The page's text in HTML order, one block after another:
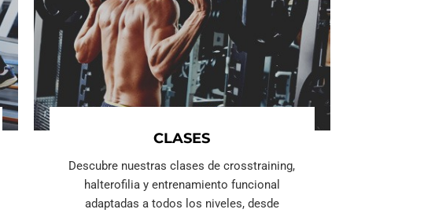
CLASES
Descubre nuestras clases de crosstraining,
halterofilia y entrenamiento funcional
adaptadas a todos los niveles, desde